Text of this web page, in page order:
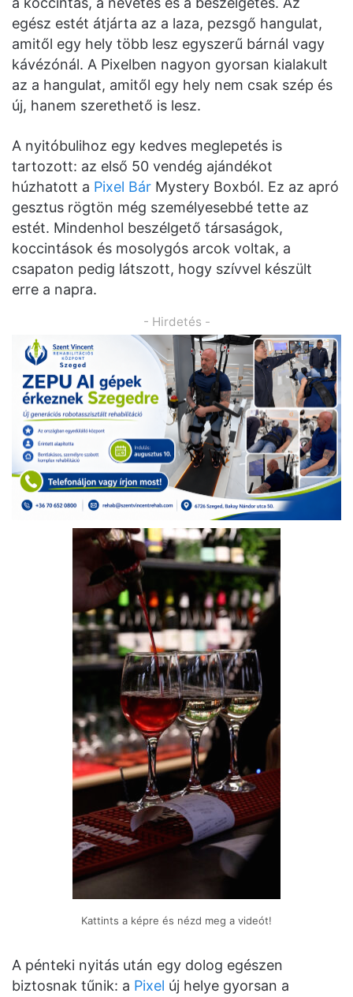
egész estét átjárta az a laza, pezsgő hangulat,
amitől egy hely több lesz egyszerű bárnál vagy
kávézónál. A Pixelben nagyon gyorsan kialakult
az a hangulat, amitől egy hely nem csak szép és
új, hanem szerethető is lesz.
A nyitóbulihoz egy kedves meglepetés is
tartozott: az első 50 vendég ajándékot
húzhatott a Pixel Bár Mystery Boxból. Ez az apró
gesztus rögtön még személyesebbé tette az
estét. Mindenhol beszélgető társaságok,
koccintások és mosolygós arcok voltak, a
csapaton pedig látszott, hogy szívvel készült
erre a napra.
- Hirdetés -
Kattints a képre és nézd meg a videót!
A pénteki nyitás után egy dolog egészen
biztosnak tűnik: a Pixel új helye gyorsan a